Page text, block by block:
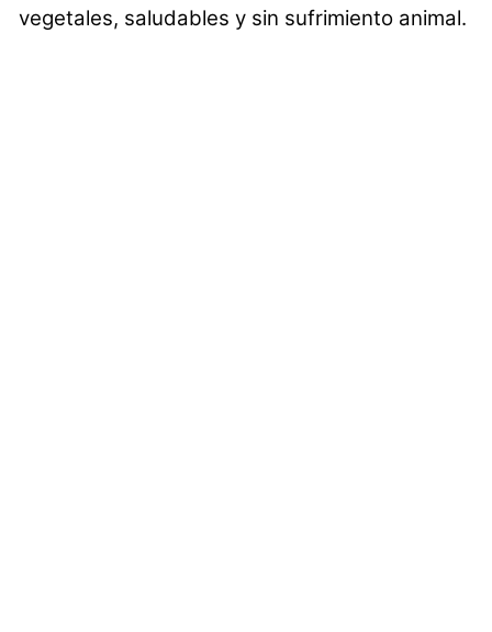
vegetales, saludables y sin sufrimiento animal.